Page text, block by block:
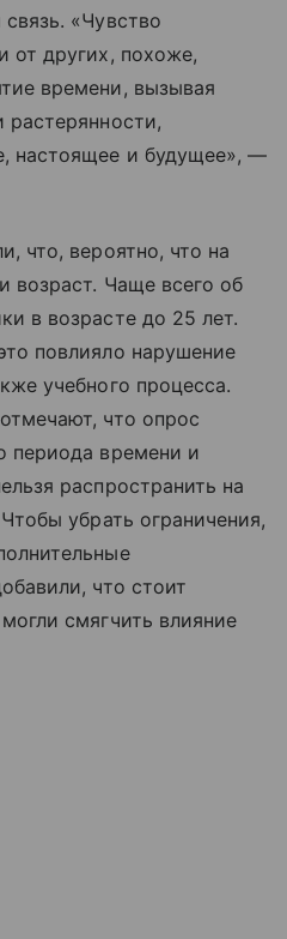
«Чувство
от других, похоже,
времени, вызывая
растерянности,
настоящее и будущее», —
что, вероятно, что на
возраст. Чаще всего об
в возрасте до 25 лет.
повлияло нарушение
учебного процесса.
что опрос
периода времени и
распространить на
убрать ограничения,
что стоит
смягчить влияние